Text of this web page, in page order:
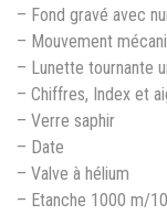
– Fond gravé avec
– Mouvement
– Lunette tournante
– Chiffres, Index et
– Verre saphir
– Date
– Valve à hélium
– Etanche 1000 m/